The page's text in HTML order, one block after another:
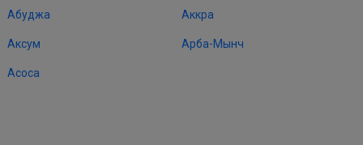
Абуджа Аккра
Аксум Арба-Мынч
Асоса